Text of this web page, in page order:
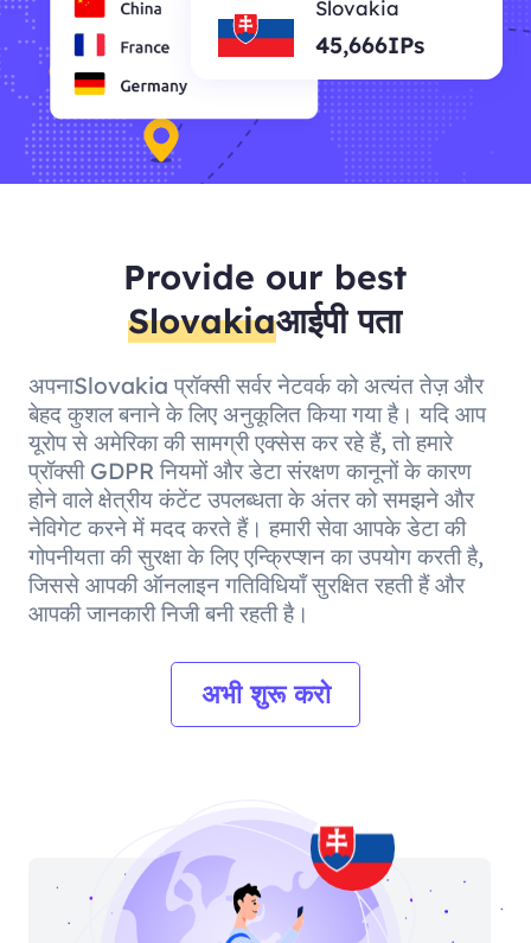
Slovakia
45,666IPs
Provide our best
Slovakiaआईपी पता
अपनाSlovakia प्रॉक्सी सर्वर नेटवर्क को अत्यंत तेज़ और
बेहद कुशल बनाने के लिए अनुकूलित किया गया है। यदि आप
यूरोप से अमेरिका की सामग्री एक्सेस कर रहे हैं, तो हमारे
प्रॉक्सी GDPR नियमों और डेटा संरक्षण कानूनों के कारण
होने वाले क्षेत्रीय कंटेंट उपलब्धता के अंतर को समझने और
नेविगेट करने में मदद करते हैं। हमारी सेवा आपके डेटा की
गोपनीयता की सुरक्षा के लिए एन्क्रिप्शन का उपयोग करती है,
जिससे आपकी ऑनलाइन गतिविधियाँ सुरक्षित रहती हैं और
आपकी जानकारी निजी बनी रहती है।
अभी शुरू करो